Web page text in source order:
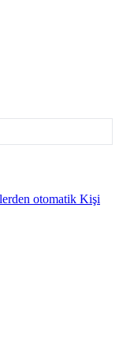
otomatik Kişi